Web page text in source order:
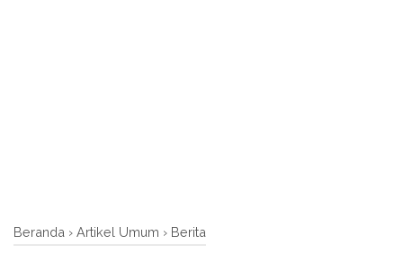
Beranda › Artikel Umum › Berita